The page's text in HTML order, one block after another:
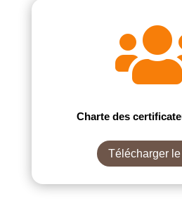
Charte des
Télécharger